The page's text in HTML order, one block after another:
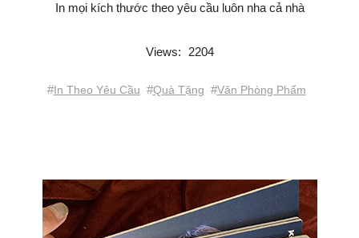
In mọi kích thước theo yêu cầu luôn nha cả nhà
Views: 2204
#In Theo Yêu Cầu #Quà Tặng #Văn Phòng Phẩm